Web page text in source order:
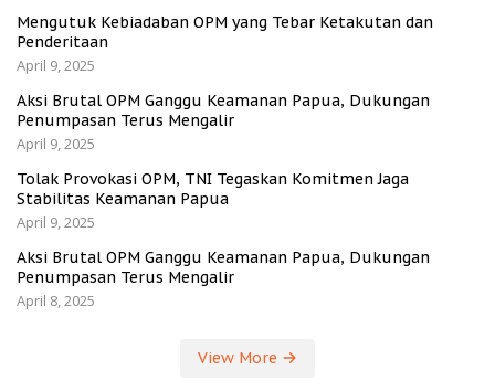
Mengutuk Kebiadaban OPM yang Tebar Ketakutan dan
Penderitaan
April 9, 2025
Aksi Brutal OPM Ganggu Keamanan Papua, Dukungan
Penumpasan Terus Mengalir
April 9, 2025
Tolak Provokasi OPM, TNI Tegaskan Komitmen Jaga
Stabilitas Keamanan Papua
April 9, 2025
Aksi Brutal OPM Ganggu Keamanan Papua, Dukungan
Penumpasan Terus Mengalir
April 8, 2025
View More